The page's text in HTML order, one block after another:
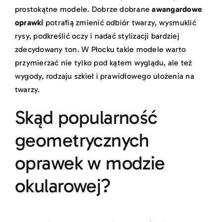
prostokątne modele. Dobrze dobraneawangardowe
oprawki potrafią zmienić odbiór twarzy, wysmuklić
rysy, podkreślić oczy i nadać stylizacji bardziej
zdecydowany ton. W Płocku takie modele warto
przymierzać nie tylko pod kątem wyglądu, ale też
wygody, rodzaju szkieł i prawidłowego ułożenia na
twarzy.
Skąd popularność
geometrycznych
oprawek w modzie
okularowej?